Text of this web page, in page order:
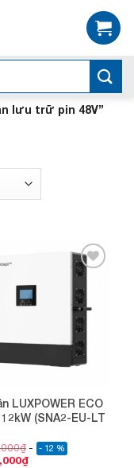
lưu trữ pin 48V”
Add to
wishlist
LUXPOWER ECO
(SNA2-EU-LT
₫ - 12 %
₫